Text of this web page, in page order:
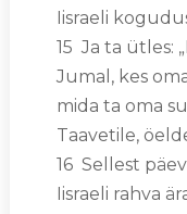
Iisraeli
15 Ja ta ütles:
Jumal, kes
mida ta oma
Taavetile,
16 Sellest
Iisraeli rahva